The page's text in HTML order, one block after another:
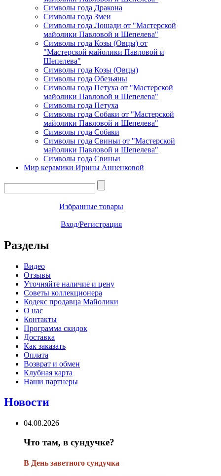
Символы года Дракона
Символы года Змеи
Символы года Лошади от "Мастерской
майолики Павловой и Шепелева"
Символы года Козы (Овцы) от
"Мастерской майолики Павловой и
Шепелева"
Символы года Козы (Овцы)
Символы года Обезьяны
Символы года Петуха от "Мастерской
майолики Павловой и Шепелева"
Символы года Петуха
Символы года Собаки от "Мастерской
майолики Павловой и Шепелева"
Символы года Собаки
Символы года Свиньи от "Мастерской
майолики Павловой и Шепелева"
Символы года Свиньи
Мир керамики Ирины Анненковой
Избранные товары
Вход/Регистрация
Разделы
Видео
Отзывы
Уточняйте наличие и цену
Советы коллекционера
Кодекс продавца Майолики
О нас
Контакты
Программа скидок
Доставка
Как заказать
Оплата
Возврат и обмен
Клубная карта
Наши партнеры
Новости
04.08.2026
Что там, в сундучке?
В День заветного сундучка